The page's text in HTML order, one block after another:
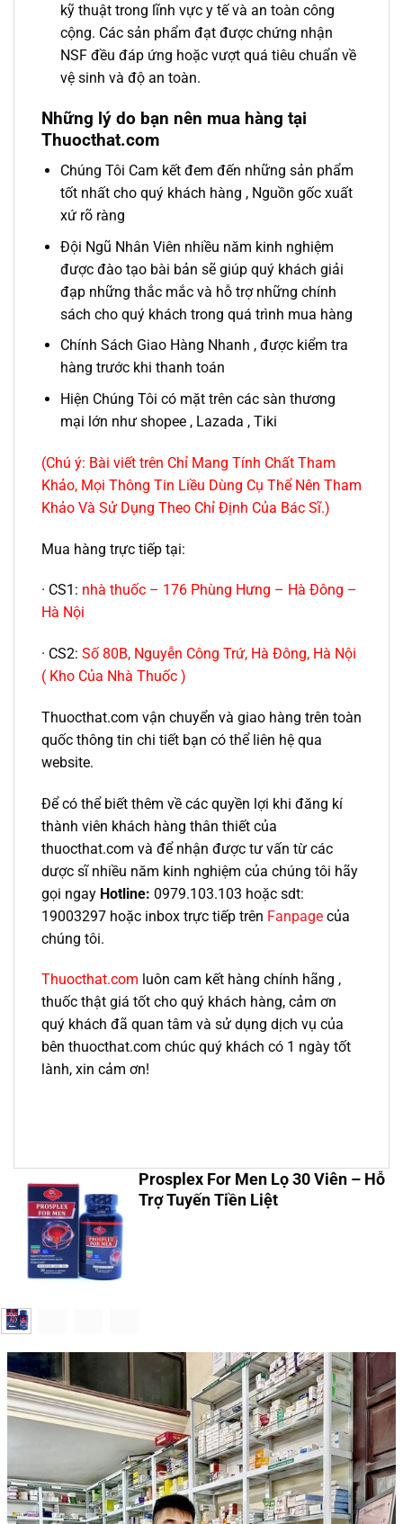
kỹ thuật trong lĩnh vực y tế và an toàn công
cộng. Các sản phẩm đạt được chứng nhận
NSF đều đáp ứng hoặc vượt quá tiêu chuẩn về
vệ sinh và độ an toàn.
Những lý do bạn nên mua hàng tại
Thuocthat.com
Chúng Tôi Cam kết đem đến những sản phẩm
tốt nhất cho quý khách hàng , Nguồn gốc xuất
xứ rõ ràng
Đội Ngũ Nhân Viên nhiều năm kinh nghiệm
được đào tạo bài bản sẽ giúp quý khách giải
đạp những thắc mắc và hỗ trợ những chính
sách cho quý khách trong quá trình mua hàng
Chính Sách Giao Hàng Nhanh , được kiểm tra
hàng trước khi thanh toán
Hiện Chúng Tôi có mặt trên các sàn thương
mại lớn như shopee , Lazada , Tiki
(Chú ý: Bài viết trên Chỉ Mang Tính Chất Tham
Khảo, Mọi Thông Tin Liều Dùng Cụ Thể Nên Tham
Khảo Và Sử Dụng Theo Chỉ Định Của Bác Sĩ.)
Mua hàng trực tiếp tại:
· CS1: nhà thuốc – 176 Phùng Hưng – Hà Đông –
Hà Nội
· CS2: Số 80B, Nguyễn Công Trứ, Hà Đông, Hà Nội
( Kho Của Nhà Thuốc )
Thuocthat.com vận chuyển và giao hàng trên toàn
quốc thông tin chi tiết bạn có thể liên hệ qua
website.
Để có thể biết thêm về các quyền lợi khi đăng kí
thành viên khách hàng thân thiết của
thuocthat.com và để nhận được tư vấn từ các
dược sĩ nhiều năm kinh nghiệm của chúng tôi hãy
gọi ngay Hotline: 0979.103.103 hoặc sdt:
19003297 hoặc inbox trực tiếp trên Fanpage của
chúng tôi.
Thuocthat.com luôn cam kết hàng chính hãng ,
thuốc thật giá tốt cho quý khách hàng, cảm ơn
quý khách đã quan tâm và sử dụng dịch vụ của
bên thuocthat.com chúc quý khách có 1 ngày tốt
lành, xin cảm ơn!
Prosplex For Men Lọ 30 Viên – Hỗ
Trợ Tuyến Tiền Liệt